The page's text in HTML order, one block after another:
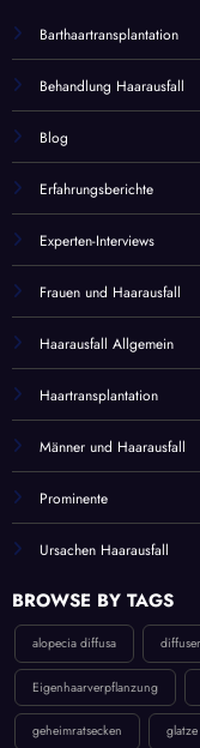
Barthaartransplantation
Behandlung Haarausfall
Blog
Erfahrungsberichte
Experten-Interviews
Frauen und Haarausfall
Haarausfall Allgemein
Haartransplantation
Männer und Haarausfall
Prominente
Ursachen Haarausfall
BROWSE BY TAGS
alopecia diffusa
Eigenhaarverpflanzung
geheimratsecken